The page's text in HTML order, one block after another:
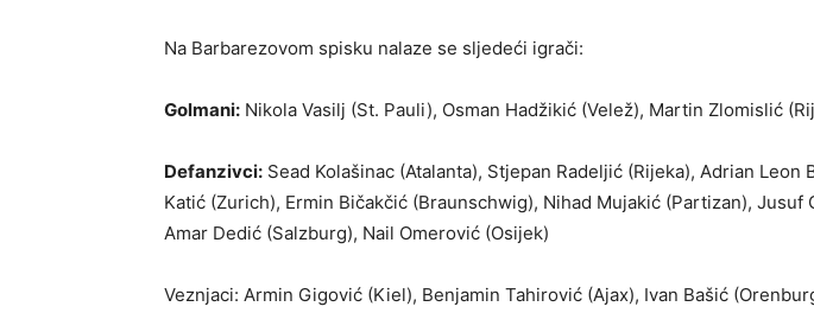
Na Barbarezovom spisku nalaze se sljedeći igrači:
Golmani: Nikola Vasilj (St. Pauli), Osman Hadžikić (Velež), Martin Zlomislić
Defanzivci: Sead Kolašinac (Atalanta), Stjepan Radeljić (Rijeka), Adrian Leon
Katić (Zurich), Ermin Bičakčić (Braunschwig), Nihad Mujakić (Partizan), Jusuf
Amar Dedić (Salzburg), Nail Omerović (Osijek)
Veznjaci: Armin Gigović (Kiel), Benjamin Tahirović (Ajax), Ivan Bašić